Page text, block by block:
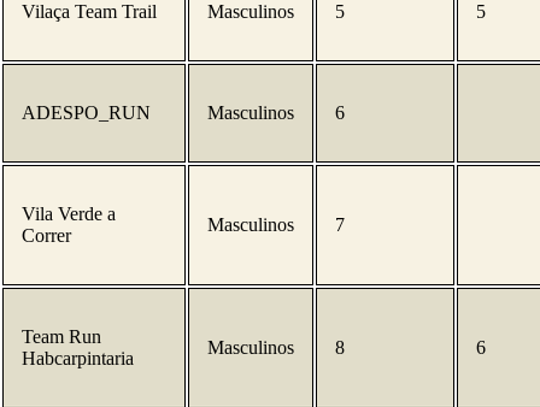
Vilaça Team Trail Masculinos 5 5
ADESPO_RUN Masculinos 6
Vila Verde a
Correr
Masculinos 7
Team Run
Habcarpintaria
Masculinos 8 6